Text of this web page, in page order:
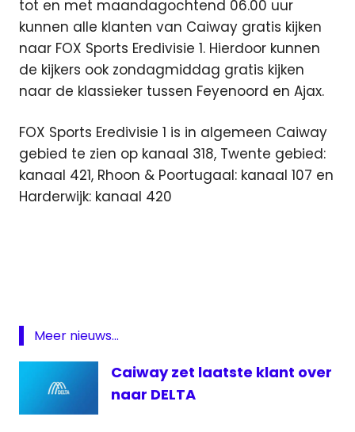
tot en met maandagochtend 06.00 uur
kunnen alle klanten van Caiway gratis kijken
naar FOX Sports Eredivisie 1. Hierdoor kunnen
de kijkers ook zondagmiddag gratis kijken
naar de klassieker tussen Feyenoord en Ajax.
FOX Sports Eredivisie 1 is in algemeen Caiway
gebied te zien op kanaal 318, Twente gebied:
kanaal 421, Rhoon & Poortugaal: kanaal 107 en
Harderwijk: kanaal 420
e-
mailstoring
Fox
Meer nieuws...
Caiway zet laatste klant over
naar DELTA